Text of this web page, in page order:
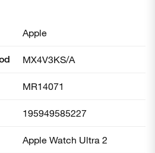
Apple
MX4V3KS/A
MR14071
195949585227
Apple Watch Ultra 2